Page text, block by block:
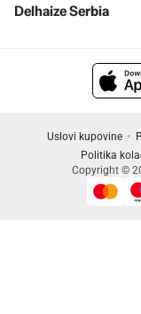
Delhaize Serbia
Uslovi kupovine
Politika
Copyright ©